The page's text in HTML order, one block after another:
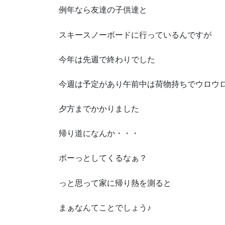
例年なら友達の子供達と
スキースノーボードに行っているんですが
今年は先週で終わりでした
今週は予定があり午前中は荷物持ちでウロウ
夕方までかかりました
帰り道になんか・・・
ボーっとしてくるなぁ？
っと思って家に帰り熱を測ると
まぁなんてことでしょう♪